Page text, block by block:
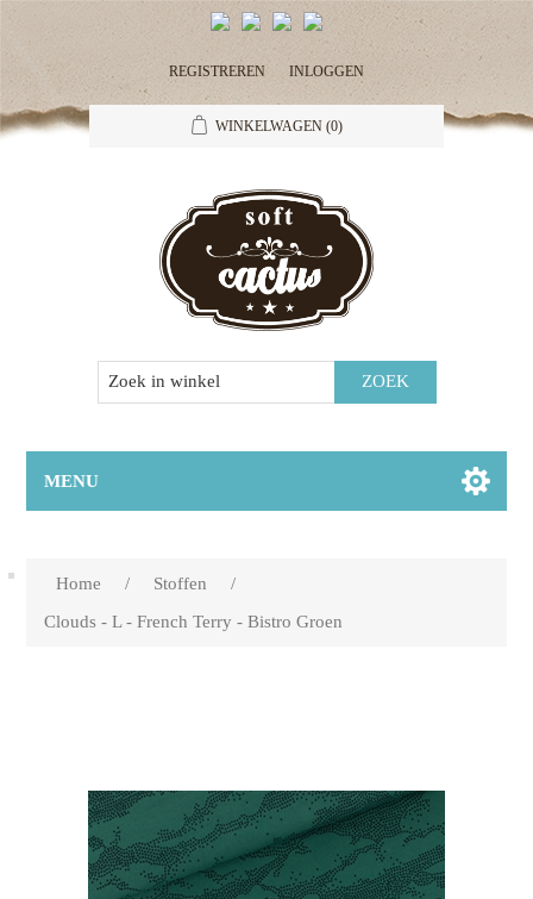
REGISTREREN INLOGGEN
WINKELWAGEN (0)
MENU
Home / Stoffen
/
Clouds - L - French Terry - Bistro Groen